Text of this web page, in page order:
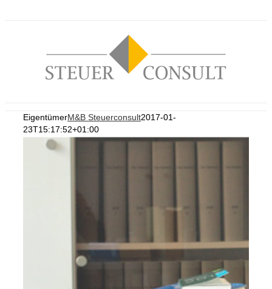
EigentümerM&B Steuerconsult2017-01-
23T15:17:52+01:00